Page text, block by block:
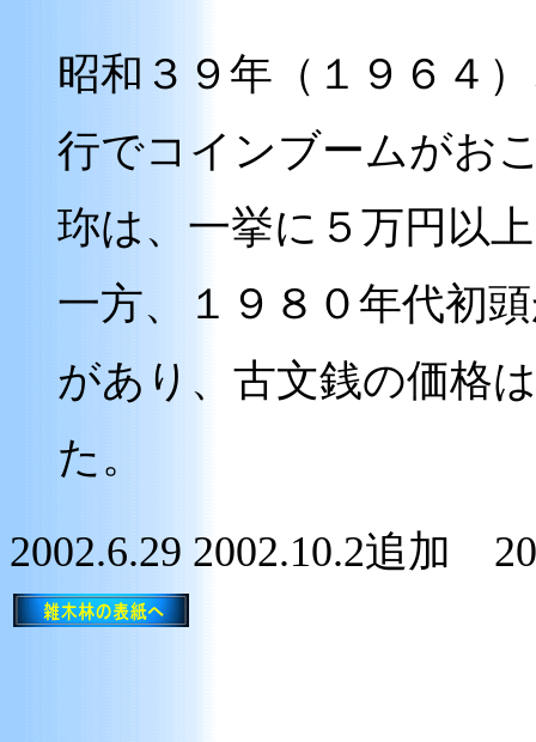
昭和３９年（１９６４
行でコインブームがお
珎は、一挙に５万円以
一方、１９８０年代初
があり、古文銭の価格
た。
2002.6.29 2002.10.2追加